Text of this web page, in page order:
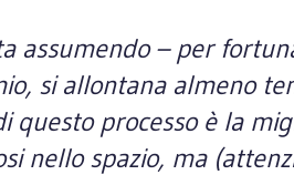
assumendo – per
si allontana almeno
processo è la
nello spazio, ma